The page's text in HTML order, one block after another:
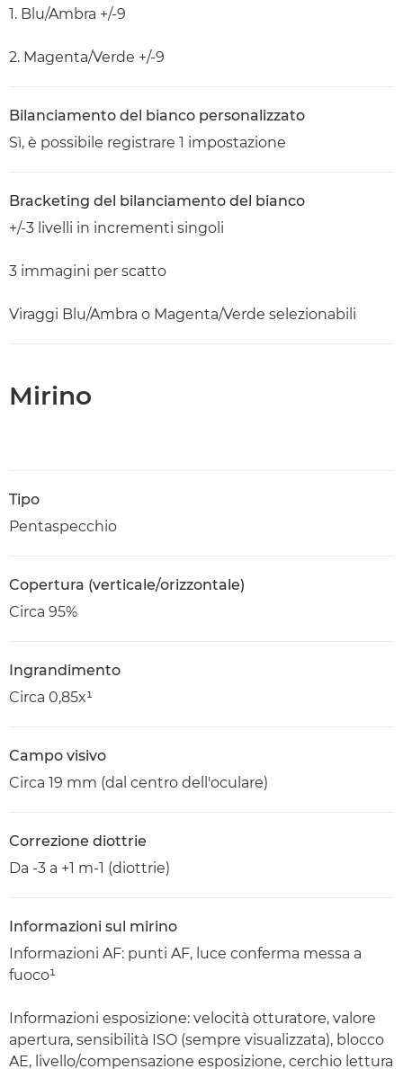
1. Blu/Ambra +/-9
2. Magenta/Verde +/-9
Bilanciamento del bianco personalizzato
Sì, è possibile registrare 1 impostazione
Bracketing del bilanciamento del bianco
+/-3 livelli in incrementi singoli
3 immagini per scatto
Viraggi Blu/Ambra o Magenta/Verde selezionabili
Mirino
Tipo
Pentaspecchio
Copertura (verticale/orizzontale)
Circa 95%
Ingrandimento
Circa 0,85x¹
Campo visivo
Circa 19 mm (dal centro dell'oculare)
Correzione diottrie
Da -3 a +1 m-1 (diottrie)
Informazioni sul mirino
Informazioni AF: punti AF, luce conferma messa a
fuoco¹
Informazioni esposizione: velocità otturatore, valore
apertura, sensibilità ISO (sempre visualizzata), blocco
AE, livello/compensazione esposizione, cerchio lettura